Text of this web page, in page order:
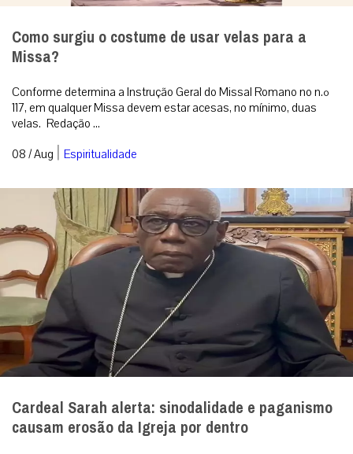
Como surgiu o costume de usar velas para a
Missa?
Conforme determina a Instrução Geral do Missal Romano no n.º
117, em qualquer Missa devem estar acesas, no mínimo, duas
velas. Redação ...
08 / Aug | Espiritualidade
Cardeal Sarah alerta: sinodalidade e paganismo
causam erosão da Igreja por dentro